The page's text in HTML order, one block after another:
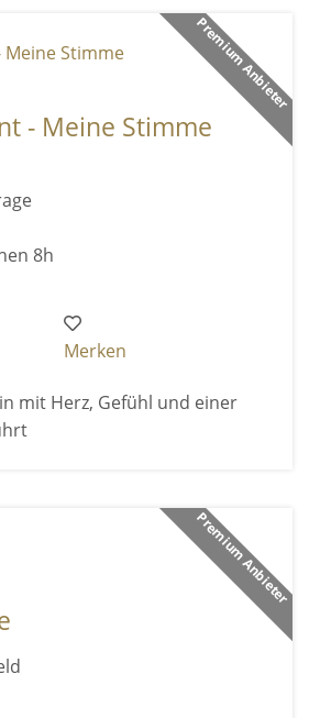
Premium Anbieter
- Meine Stimme
8h
Merken
mit Herz, Gefühl und einer
Premium Anbieter